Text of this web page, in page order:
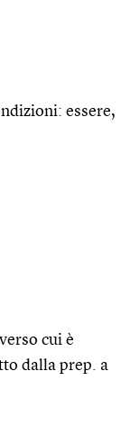
essere,
cui è
dalla prep. a